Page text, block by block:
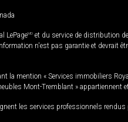
LePageMD et du service de distribution
n'est pas garantie et devrait
la mention « Services immobiliers
Mont-Tremblant » appartiennent
les services professionnels